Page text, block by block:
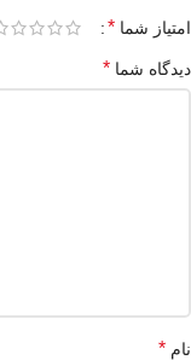
امتیاز شما *
دیدگاه شما *
نام *